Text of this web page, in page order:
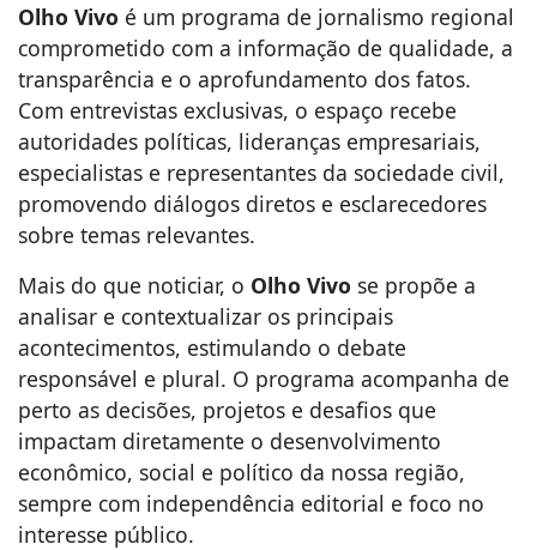
Olho Vivo é um programa de jornalismo regional
comprometido com a informação de qualidade, a
transparência e o aprofundamento dos fatos.
Com entrevistas exclusivas, o espaço recebe
autoridades políticas, lideranças empresariais,
especialistas e representantes da sociedade civil,
promovendo diálogos diretos e esclarecedores
sobre temas relevantes.
Mais do que noticiar, o Olho Vivo se propõe a
analisar e contextualizar os principais
acontecimentos, estimulando o debate
responsável e plural. O programa acompanha de
perto as decisões, projetos e desafios que
impactam diretamente o desenvolvimento
econômico, social e político da nossa região,
sempre com independência editorial e foco no
interesse público.